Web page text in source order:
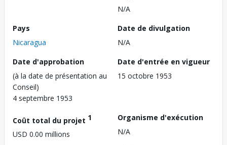
N/A
Pays
Nicaragua
Date de divulgation
N/A
Date d'approbation
(à la date de présentation au
Conseil)
4 septembre 1953
Date d'entrée en vigueur
15 octobre 1953
Coût total du projet 1
USD 0.00 millions
Organisme d'exécution
N/A